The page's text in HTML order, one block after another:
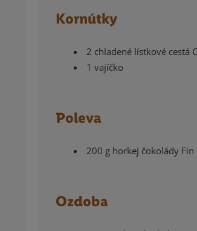
Kornútky
2 chladené lístkové cestá
1 vajíčko
Poleva
200 g horkej čokolády Fin
Ozdoba